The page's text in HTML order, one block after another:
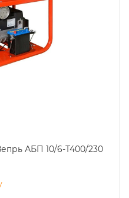
АБП 10/6-Т400/230